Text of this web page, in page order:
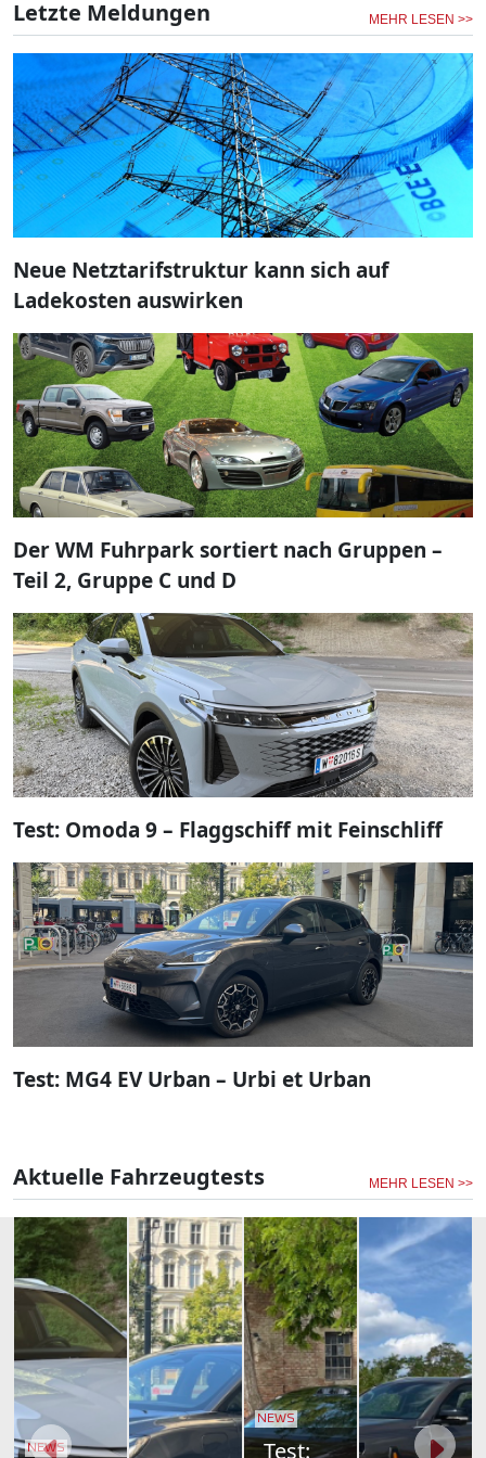
Letzte Meldungen MEHR LESEN >>
Neue Netztarifstruktur kann sich auf
Ladekosten auswirken
Der WM Fuhrpark sortiert nach Gruppen –
Teil 2, Gruppe C und D
Test: Omoda 9 – Flaggschiff mit Feinschliff
Test: MG4 EV Urban – Urbi et Urban
Aktuelle Fahrzeugtests MEHR LESEN >>
NEWS